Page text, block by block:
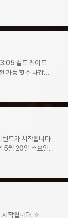
립니다.
11% 증가
5초)0.22%오브 :
전설치명타 공격
시 4% 확률로
력 1.5% 증가
간 5초)0.95%
명적인 라이의
확률로 시전속도
오브 : 치명적인
투지전설치명타
9% 확률로PvP
향스테이지
화1눈부신
증가오브:
브 : 에드윈의 칼날전설공격 시 8% 확률로 일반 몬스터 공격력 6% 증가 (지속시간 5초)0.30%오브 : 에드윈의 용맹전설공격 시 8% 확률로 보스 몬스터 공격력 6% 증가 (지속시간 5초)0.30%오브 : 나투의 방패전설공격 시 8% 확률로 일반 몬스터 방어력 10% 증가 (지속시간 5초)0.30%오브 : 나투의 결의전설공격 시 8% 확률로 보스 몬스터 방어력 10% 증가 (지속시간 5초)0.30%오브 : 라이의 집요함전설공격 시 8% 확률로 상태이상 적중 12% 증가 (지속시간 5초)0.30%오브 : 키쉬의 여유전설공격 시 8% 확률로 상태이상 저항 12% 증가 (지속시간 5초)0.30%오브 : 강력한 에드윈의 칼날고급스킬 공격 시 5% 확률로 일반 몬스터 공격력 2.4% 증가 (지속시간 5초)4.10%오브 : 강력한 에드윈의 용맹고급스킬 공격 시 5% 확률로 보스 몬스터 공격력 2.4% 증가 (지속시간 5초)4.10%오브 : 강력한 나투의 방패고급스킬 공격 시 5% 확률로 일반 몬스터 방어력 4.8% 증가 (지속시간 5초)4.10%오브 : 강력한 나투의 결의고급스킬 공격 시 5% 확률로 보스 몬스터 방어력 4.8% 증가 (지속시간 5초)4.10%오브 : 강력한 에드윈의 칼날희귀스킬 공격 시 6% 확률로 일반 몬스터 공격력 3.6% 증가 (지속시간 5초)2.84%오브 : 강력한 에드윈의 용맹희귀스킬 공격 시 6% 확률로 보스 몬스터 공격력 3.6% 증가 (지속시간 5초)2.84%오브 : 강력한 나투의 방패희귀스킬 공격 시 6% 확률로 일반 몬스터 방어력 7.2% 증가 (지속시간 5초)2.84%오브 : 강력한 나투의 결의희귀스킬 공격 시 6% 확률로 보스 몬스터 방어력 7.2% 증가 (지속시간 5초)2.84%오브 : 강력한 에드윈의 칼날고대스킬 공격 시 8% 확률로 일반 몬스터 공격력 4.8% 증가 (지속시간 5초)0.95%오브 : 강력한 에드윈의 용맹고대스킬 공격 시 8% 확률로 보스 몬스터 공격력 4.8% 증가 (지속시간 5초)0.95%오브 : 강력한 나투의 방패고대스킬 공격 시 8% 확률로 일반 몬스터 방어력 9.6% 증가 (지속시간 5초)0.95%오브 : 강력한 나투의 결의고대스킬 공격 시 8% 확률로 보스 몬스터 방어력 9.6% 증가 (지속시간 5초)0.95%오브 : 강력한 라이의 집요함고대스킬 공격 시 8% 확률로 상태이상 적중 12% 증가 (지속시간 5초)0.95%오브 : 강력한 키쉬의 여유고대스킬 공격 시 8% 확률로